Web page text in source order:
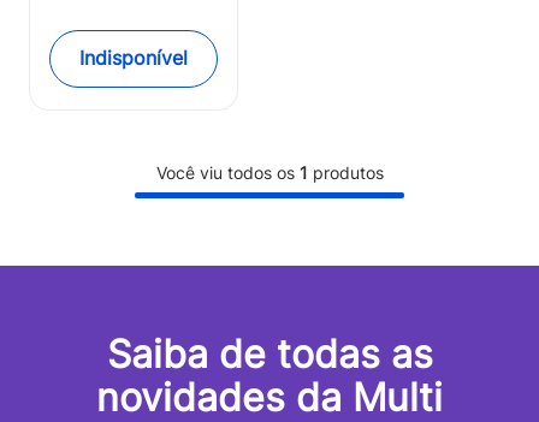
TT035OUT
[Reembalado]
Indisponível
Você viu todos os 1 produtos
Saiba de todas as
novidades da Multi